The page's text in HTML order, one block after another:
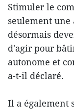
Stimuler le
seulement
désormais
d'agir pour
autonome et
a-t-il déclaré.
Il a également